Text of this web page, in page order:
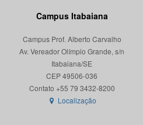
Campus Itabaiana
Campus Prof. Alberto Carvalho
Av. Vereador Olímpio Grande, s/n
Itabaiana/SE
CEP 49506-036
Localização